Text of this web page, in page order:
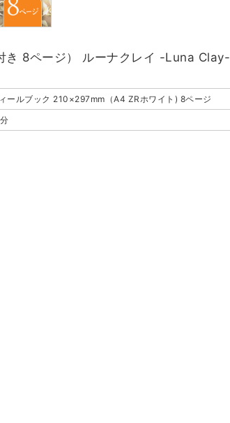
き 8ページ） ルーナクレイ -Luna Clay-
ールブック 210×297mm（A4 ZRホワイト) 8ページ